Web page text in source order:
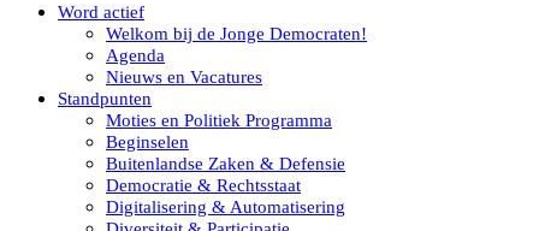
Word actief
Welkom bij de Jonge Democraten!
Agenda
Nieuws en Vacatures
Standpunten
Moties en Politiek Programma
Beginselen
Buitenlandse Zaken & Defensie
Democratie & Rechtsstaat
Digitalisering & Automatisering